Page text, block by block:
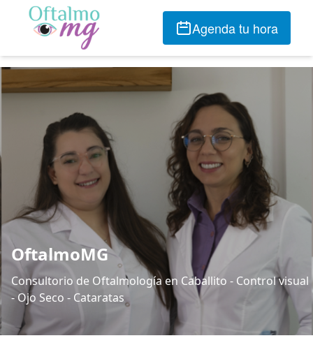
Agenda tu hora
OftalmoMG
Consultorio de Oftalmología en Caballito - Control visual
- Ojo Seco - Cataratas